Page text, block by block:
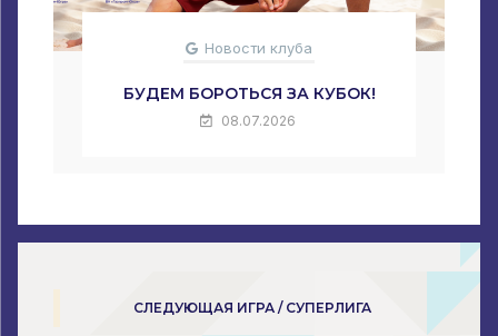
Новости клуба
БУДЕМ БОРОТЬСЯ ЗА КУБОК!
08.07.2026
СЛЕДУЮЩАЯ ИГРА / СУПЕРЛИГА